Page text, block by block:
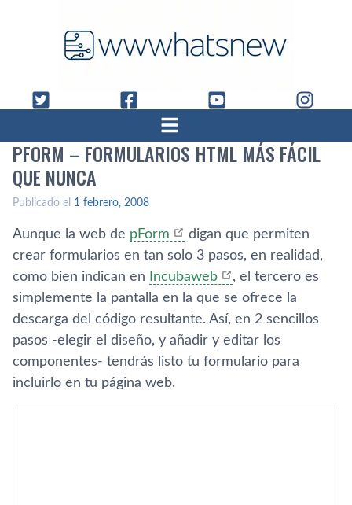
PFORM – FORMULARIOS HTML MÁS FÁCIL
QUE NUNCA
Publicado el 1 febrero, 2008
Aunque la web de pForm
digan que permiten
crear formularios en tan solo 3 pasos, en realidad,
como bien indican en
Incubaweb
, el tercero es
simplemente la pantalla en la que se ofrece la
descarga del código resultante. Así­, en 2 sencillos
pasos -elegir el diseño, y añadir y editar los
componentes- tendrás listo tu formulario para
incluirlo en tu página web.